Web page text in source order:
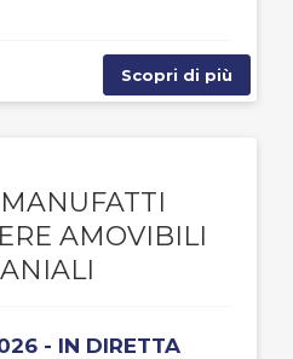
Scopri di più
AMOVIBILI
- IN DIRETTA